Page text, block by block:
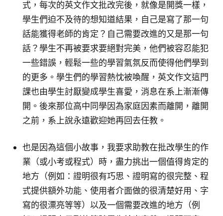
式，每次的英文作文批改完後，就像是開獎一樣，
學生們迫不及待的想知道結果，自己是寫了那一句
話能獲得老師的肯定？自己需要改進的又是那一句
話？學生不再被要求要絕對完美，他們被容忍能犯
一些錯誤，輕鬆一些的學習氣氛反而使得他們學到
的更多。學生們的學習熱忱被喚醒，英文作文這門
課也由學生討厭變成學生喜愛，消息在系上漸漸傳
開。後來那位高中同學因為家庭因素而離開，離開
之前，系上說永遠歡迎她再回去任教。
也是因為這個小故事，我要求助教在批改學生的作
業（或小考或程式）時，盡力挑出一個值得肯定的
地方（例如：證明很有巧思、證明寫的很完整、程
式提供額外功能、使用者介面做的很清楚好用、字
寫的很漂亮等等）以及一個需要改進的地方（例